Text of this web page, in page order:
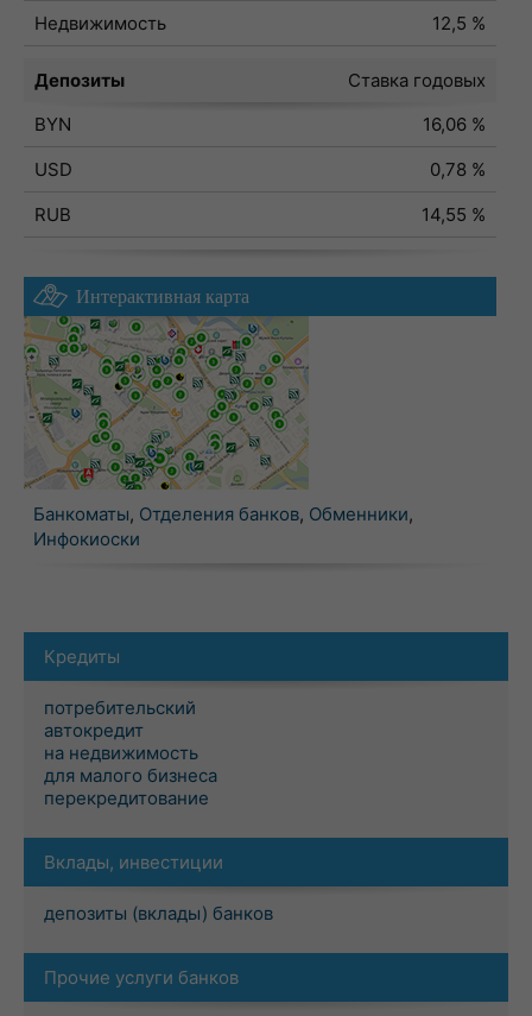
Недвижимость
12,5 %
Депозиты
Ставка годовых
BYN
16,06 %
USD
0,78 %
RUB
14,55 %
Интерактивная карта
Банкоматы, Отделения банков, Обменники,
Инфокиоски
Кредиты
потребительский
автокредит
на недвижимость
для малого бизнеса
перекредитование
Вклады, инвестиции
депозиты (вклады) банков
Прочие услуги банков